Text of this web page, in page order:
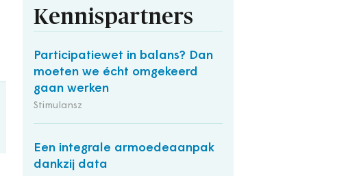
Kennispartners
Participatiewet in balans? Dan
moeten we écht omgekeerd
gaan werken
Stimulansz
Een integrale armoedeaanpak
dankzij data